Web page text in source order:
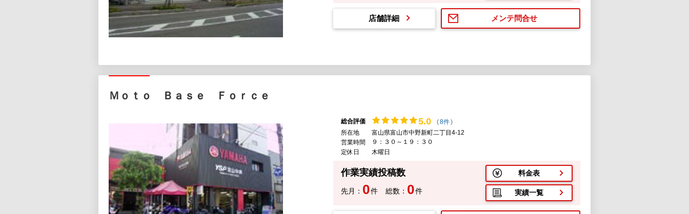
メンテ問合せ
店舗詳細
Ｍｏｔｏ Ｂａｓｅ Ｆｏｒｃｅ
総合評価 5.0 (8件)
所在地
富山県富山市中野新町二丁目4-12
営業時間
９：３０～１９：３０
定休日
木曜日
作業実績投稿数
先月： 0件 総数： 0件
料金表
実績一覧